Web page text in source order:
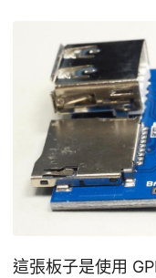
這張板子是使用